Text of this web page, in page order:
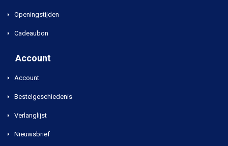
Openingstijden
Cadeaubon
Account
Account
Bestelgeschiedenis
Verlanglijst
Nieuwsbrief